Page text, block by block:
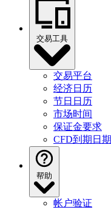
交易工具
交易平台
经济日历
节日日历
市场时间
保证金要求
CFD到期日期
帮助
帐户验证